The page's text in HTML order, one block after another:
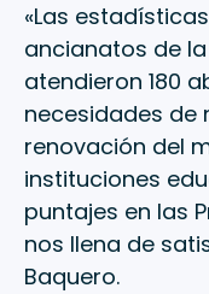
«Las
ancianatos de
atendieron 180
necesidades de
renovación del
instituciones
puntajes en las
nos llena de
Baquero.